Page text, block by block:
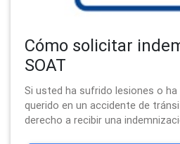
Cómo solicitar
SOAT
Si usted ha sufrido lesiones o ha
querido en un accidente de
derecho a recibir una